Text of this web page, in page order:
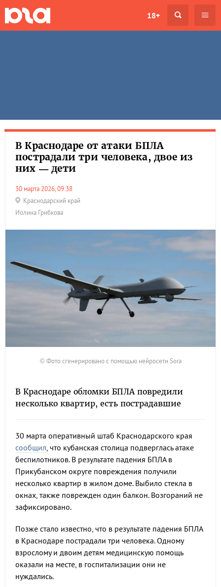
18+
В Краснодаре от атаки БПЛА
пострадали три человека, двое из
них — дети
30 марта 2026, 09:38
Краснодарский край
Иолина Грибкова
© Фото сгенерировано с помощью нейросети Sora
В Краснодаре обломки БПЛА повредили
несколько квартир, есть пострадавшие
30 марта оперативный штаб Краснодарского края
сообщил, что кубанская столица подверглась атаке
беспилотников. В результате падения БПЛА в
Прикубанском округе повреждения получили
несколько квартир в жилом доме. Выбило стекла в
окнах, также поврежден один балкон. Возгораний не
зафиксировано.
Позже стало известно, что в результате падения БПЛА
в Краснодаре пострадали три человека. Одному
взрослому и двоим детям медицинскую помощь
оказали на месте, в госпитализации они не
нуждались.